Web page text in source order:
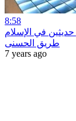
8:58
طريق الحسنى
7 years ago